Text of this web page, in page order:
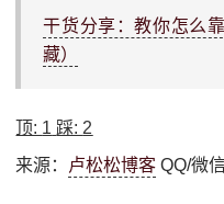
干货分享：教你怎么
藏）
顶: 1 踩:2
来源： 卢松松博客 QQ/微